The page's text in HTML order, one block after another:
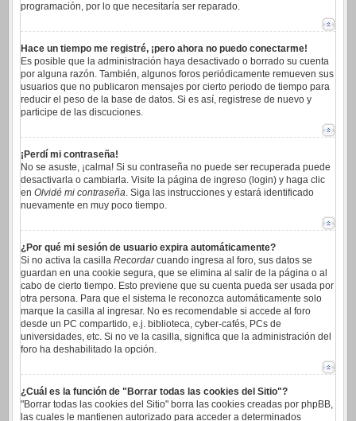
programación, por lo que necesitaría ser reparado.
Hace un tiempo me registré, ¡pero ahora no puedo conectarme!
Es posible que la administración haya desactivado o borrado su cuenta
por alguna razón. También, algunos foros periódicamente remueven sus
usuarios que no publicaron mensajes por cierto periodo de tiempo para
reducir el peso de la base de datos. Si es así, registrese de nuevo y
participe de las discuciones.
¡Perdí mi contraseña!
No se asuste, ¡calma! Si su contraseña no puede ser recuperada puede
desactivarla o cambiarla. Visite la página de ingreso (login) y haga clic
en Olvidé mi contraseña. Siga las instrucciones y estará identificado
nuevamente en muy poco tiempo.
¿Por qué mi sesión de usuario expira automáticamente?
Si no activa la casilla Recordarcuando ingresa al foro, sus datos se
guardan en una cookie segura, que se elimina al salir de la página o al
cabo de cierto tiempo. Esto previene que su cuenta pueda ser usada por
otra persona. Para que el sistema le reconozca automáticamente solo
marque la casilla al ingresar. No es recomendable si accede al foro
desde un PC compartido, e.j. biblioteca, cyber-cafés, PCs de
universidades, etc. Si no ve la casilla, significa que la administración del
foro ha deshabilitado la opción.
¿Cuál es la función de "Borrar todas las cookies del Sitio"?
"Borrar todas las cookies del Sitio" borra las cookies creadas por phpBB,
las cuales le mantienen autorizado para acceder a determinados